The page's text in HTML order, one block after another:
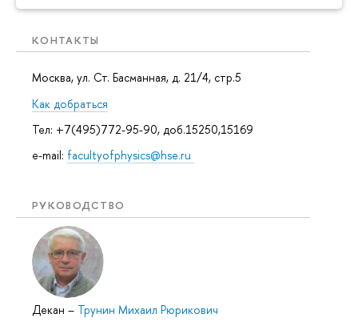
КОНТАКТЫ
Москва, ул. Ст. Басманная, д. 21/4, стр.5
Как добраться
Тел: +7(495)772-95-90, доб.15250,15169
e-mail: facultyofphysics@hse.ru
РУКОВОДСТВО
Декан – Трунин Михаил Рюрикович